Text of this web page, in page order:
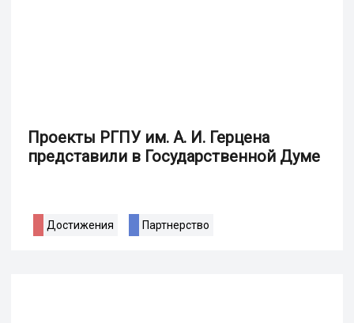
Проекты РГПУ им. А. И. Герцена
представили в Государственной Думе
Достижения Партнерство